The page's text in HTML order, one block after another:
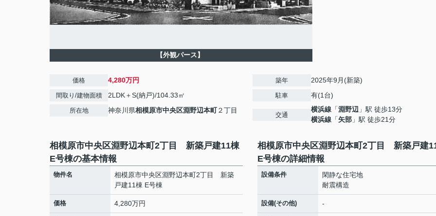
【外観パース】
価格 4,280万円
間取り/建物面積 2LDK＋S(納戸)/104.33㎡
所在地 神奈川県相模原市中央区淵野辺本町２丁目
築年 2025年9月(新築)
駐車 有(1台)
交通
横浜線 「淵野辺 」駅 徒歩13分
横浜線 「矢部 」駅 徒歩21分
相模原市中央区淵野辺本町2丁目 新築戸建11棟
E号棟の基本情報
物件名
相模原市中央区淵野辺本町2丁目 新築
戸建11棟 E号棟
価格 4,280万円
相模原市中央区淵野辺本町2丁目 新築戸建
E号棟の詳細情報
設備条件
閑静な住宅地
耐震構造
設備(その他) -